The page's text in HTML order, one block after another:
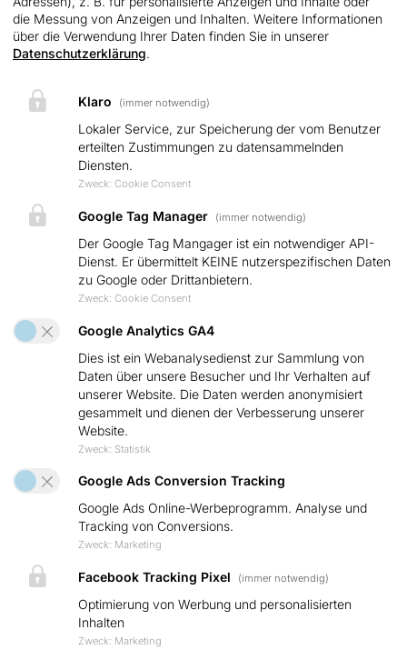
Balkonkraftwerke
Fassadenanlage
Stromspeicher
Wechselrichter
Service
Beratung & Planung
Montage & Betriebnahme
Anlagen-Monitoring
Garantie & Förderungen
Über uns
Über Uns
Karriere
Schreiben Sie uns eine E-Mail
info@solartechnik-lauckner.de
die Messung von Anzeigen und Inhalten. Weitere Informationen
über die Verwendung Ihrer Daten finden Sie in unserer
Datenschutzerklärung.
Klaro (immer notwendig)
Lokaler Service, zur Speicherung der vom Benutzer
erteilten Zustimmungen zu datensammelnden
Diensten.
Zweck: Cookie Consent
Google Tag Manager (immer notwendig)
Der Google Tag Mangager ist ein notwendiger API-
Dienst. Er übermittelt KEINE nutzerspezifischen Daten
zu Google oder Drittanbietern.
Zweck: Cookie Consent
Google Analytics GA4
Dies ist ein Webanalysedienst zur Sammlung von
Daten über unsere Besucher und Ihr Verhalten auf
unserer Website. Die Daten werden anonymisiert
gesammelt und dienen der Verbesserung unserer
Website.
Zweck: Statistik
Google Ads Conversion Tracking
Google Ads Online-Werbeprogramm. Analyse und
Tracking von Conversions.
Zweck: Marketing
Facebook Tracking Pixel (immer notwendig)
Optimierung von Werbung und personalisierten
Inhalten
Zweck: Marketing